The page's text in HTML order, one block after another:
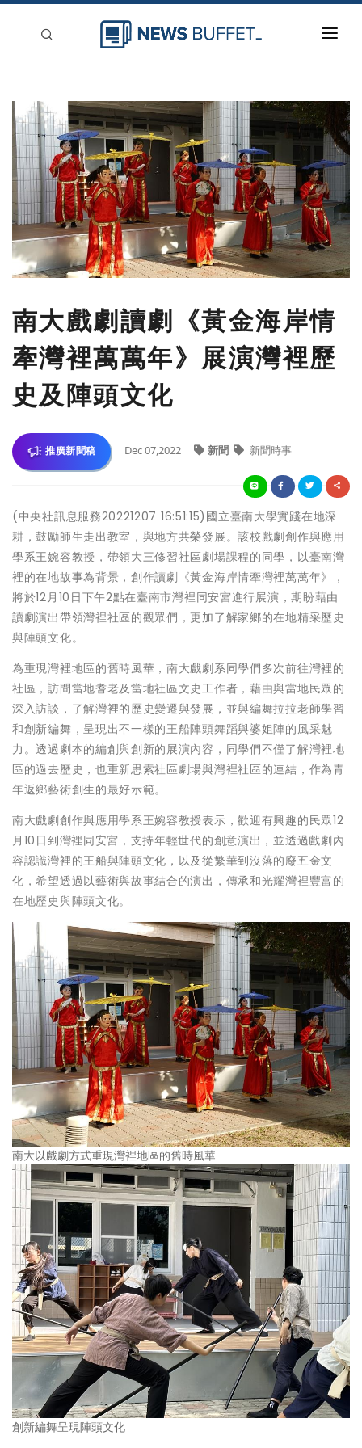
新聞稿分類
登入
刊登
南大戲劇讀劇《黃金海岸情
牽灣裡萬萬年》展演灣裡歷
史及陣頭文化
推廣新聞稿 Dec 07,2022 新聞 新聞時事
(中央社訊息服務20221207 16:51:15)國立臺南大學實踐在地深
耕，鼓勵師生走出教室，與地方共榮發展。該校戲劇創作與應用
學系王婉容教授，帶領大三修習社區劇場課程的同學，以臺南灣
裡的在地故事為背景，創作讀劇《黃金海岸情牽灣裡萬萬年》，
將於12月10日下午2點在臺南市灣裡同安宮進行展演，期盼藉由
讀劇演出帶領灣裡社區的觀眾們，更加了解家鄉的在地精采歷史
與陣頭文化。
為重現灣裡地區的舊時風華，南大戲劇系同學們多次前往灣裡的
社區，訪問當地耆老及當地社區文史工作者，藉由與當地民眾的
深入訪談，了解灣裡的歷史變遷與發展，並與編舞拉拉老師學習
和創新編舞，呈現出不一樣的王船陣頭舞蹈與婆姐陣的風采魅
力。透過劇本的編創與創新的展演內容，同學們不僅了解灣裡地
區的過去歷史，也重新思索社區劇場與灣裡社區的連結，作為青
年返鄉藝術創生的最好示範。
南大戲劇創作與應用學系王婉容教授表示，歡迎有興趣的民眾12
月10日到灣裡同安宮，支持年輕世代的創意演出，並透過戲劇內
容認識灣裡的王船與陣頭文化，以及從繁華到沒落的廢五金文
化，希望透過以藝術與故事結合的演出，傳承和光耀灣裡豐富的
在地歷史與陣頭文化。
南大以戲劇方式重現灣裡地區的舊時風華
創新編舞呈現陣頭文化